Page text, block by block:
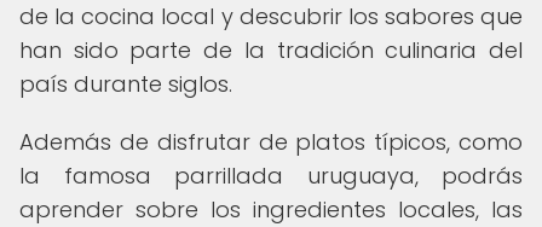
de la cocina local y descubrir los sabores que
han sido parte de la tradición culinaria del
país durante siglos.
Además de disfrutar de platos típicos, como
la famosa parrillada uruguaya, podrás
aprender sobre los ingredientes locales, las